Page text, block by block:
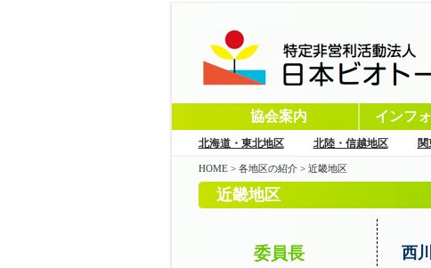
協会案内 インフ
北海道・東北地区 北陸・信越地区 関
HOME> 各地区の紹介> 近畿地区
近畿地区
委員長 西